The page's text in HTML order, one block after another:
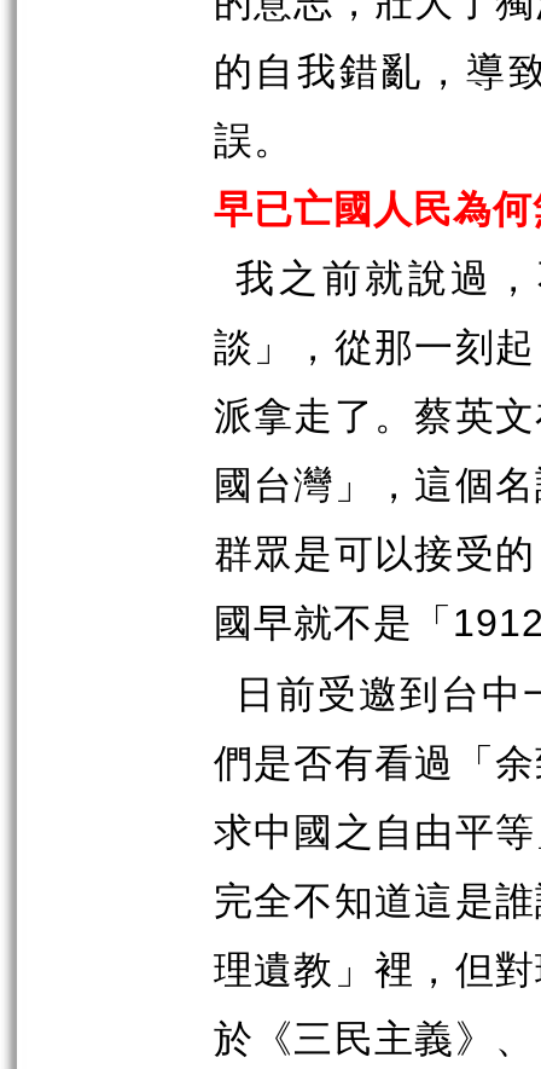
的自我錯亂，導
誤。
早已亡國人民為
我之前就說過
談」，從那一刻
派拿走了。蔡英
國台灣」，這個
群眾是可以接受
國早就不是「
日前受邀到台
們是否有看過「
求中國之自由平
完全不知道這是
理遺教」裡，但
於《三民主義》